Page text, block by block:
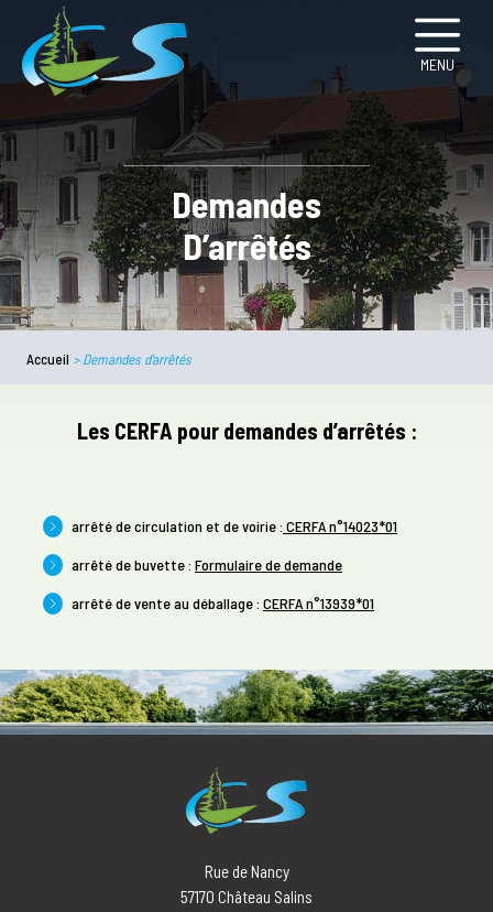
MENU
Demandes
D’arrêtés
Accueil >Demandes d’arrêtés
Les CERFA pour demandes d’arrêtés :
arrêté de circulation et de voirie : CERFA n°14023*01
arrêté de buvette : Formulaire de demande
arrêté de vente au déballage : CERFA n°13939*01
Rue de Nancy
57170 Château Salins